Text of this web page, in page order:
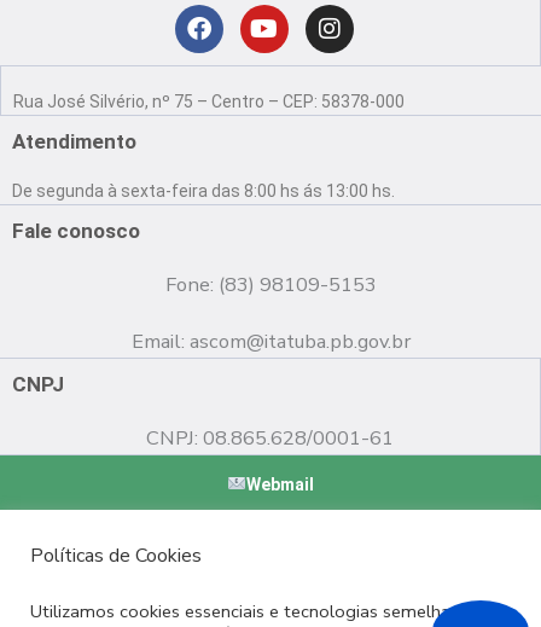
F
c
o
o
Y
u
b
e
I
n
s
g
r
Rua José Silvério, nº 75 – Centro – CEP: 58378-000
Atendimento
De segunda à sexta-feira das 8:00 hs ás 13:00 hs.
Fale conosco
Fone: (83) 98109-5153
Email: ascom@itatuba.pb.gov.br
CNPJ
CNPJ: 08.865.628/0001-61
Webmail
Políticas de Cookies
Utilizamos cookies essenciais e tecnologias semelhantes de